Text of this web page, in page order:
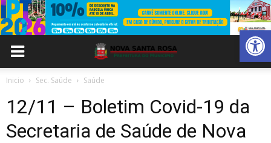
Abrir
Inicio Sec. Saúde Saúde
12/11 – Boletim Covid-19 da
Secretaria de Saúde de Nova